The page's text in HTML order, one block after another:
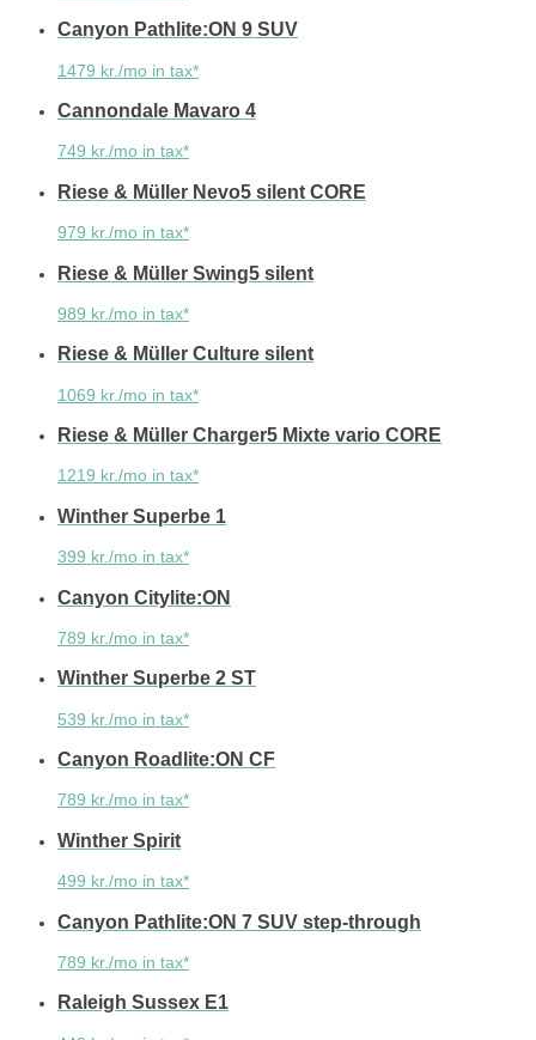
Canyon Pathlite:ON 9 SUV
1479 kr./mo in tax*
Cannondale Mavaro 4
749 kr./mo in tax*
Riese & Müller Nevo5 silent CORE
979 kr./mo in tax*
Riese & Müller Swing5 silent
989 kr./mo in tax*
Riese & Müller Culture silent
1069 kr./mo in tax*
Riese & Müller Charger5 Mixte vario CORE
1219 kr./mo in tax*
Winther Superbe 1
399 kr./mo in tax*
Canyon Citylite:ON
789 kr./mo in tax*
Winther Superbe 2 ST
539 kr./mo in tax*
Canyon Roadlite:ON CF
789 kr./mo in tax*
Winther Spirit
499 kr./mo in tax*
Canyon Pathlite:ON 7 SUV step-through
789 kr./mo in tax*
Raleigh Sussex E1